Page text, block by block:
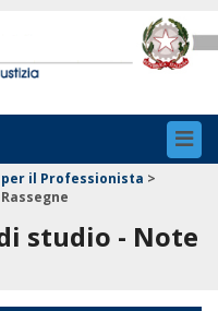
per il Professionista >
studio - Note